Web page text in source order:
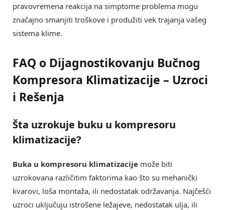
pravovremena reakcija na simptome problema mogu
značajno smanjiti troškove i produžiti vek trajanja vašeg
sistema klime.
FAQ o Dijagnostikovanju Bučnog
Kompresora Klimatizacije – Uzroci
i Rešenja
Šta uzrokuje buku u kompresoru
klimatizacije?
Buka u kompresoru klimatizacije može biti
uzrokovana različitim faktorima kao što su mehanički
kvarovi, loša montaža, ili nedostatak održavanja. Najčešći
uzroci uključuju istrošene ležajeve, nedostatak ulja, ili